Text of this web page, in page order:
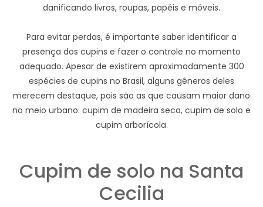
danificando livros, roupas, papéis e móveis.
Para evitar perdas, é importante saber identificar a
presença dos cupins e fazer o controle no momento
adequado. Apesar de existirem aproximadamente 300
espécies de cupins no Brasil, alguns gêneros deles
merecem destaque, pois são as que causam maior dano
no meio urbano: cupim de madeira seca, cupim de solo e
cupim arborícola.
Cupim de solo na Santa
Cecilia